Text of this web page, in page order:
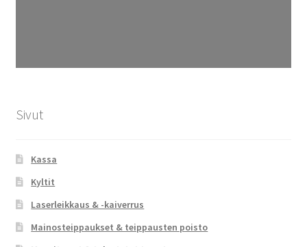
Sivut
Kassa
Kyltit
Laserleikkaus & -kaiverrus
Mainosteippaukset & teippausten poisto